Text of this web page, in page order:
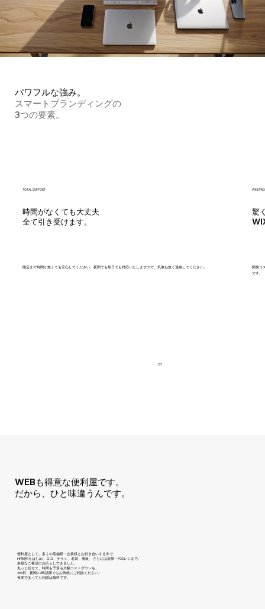
パワフルな強み。
​スマートブランディングの
3つの要素。
TOTAL SUPPORT
時間がなくても大丈夫
​全て引き受けます。
開店まで時間が無くても安心してください。夜間でも祭日でも対応いたしますので、気兼ね無く連絡してください。
01
WEB
驚
開発コ
です。
WEBも得意な便利屋です。
​だから、ひと味違うんです。
便利屋として、多くの店舗様・企業様とお付き合いする中で、
HP制作をはじめ、ロゴ、チラシ、名刺、看板、 さらには清掃・POSレジまで。
多様なご要望にお応えしてきました。
丸っと任せて、時間も予算も大幅コストダウンを。
365日、夜間22時以降でもお気軽にご相談ください。
​夜間であっても相談は無料です。